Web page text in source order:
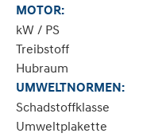
MOTOR:
kW / PS
Treibstoff
Hubraum
UMWELTNORMEN:
Schadstoffklasse
Umweltplakette